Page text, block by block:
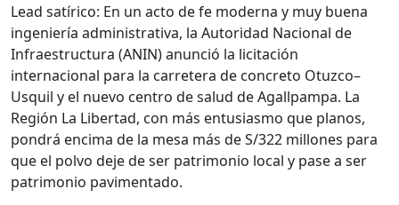
Lead satírico: En un acto de fe moderna y muy buena
ingeniería administrativa, la Autoridad Nacional de
Infraestructura (ANIN) anunció la licitación
internacional para la carretera de concreto Otuzco–
Usquil y el nuevo centro de salud de Agallpampa. La
Región La Libertad, con más entusiasmo que planos,
pondrá encima de la mesa más de S/322 millones para
que el polvo deje de ser patrimonio local y pase a ser
patrimonio pavimentado.